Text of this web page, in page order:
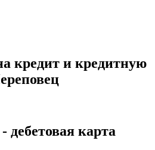
кредит и кредитную
карта